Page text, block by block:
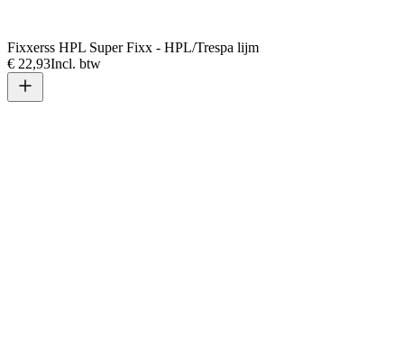
Fixxerss HPL Super Fixx - HPL/Trespa lijm
€ 22,93Incl. btw